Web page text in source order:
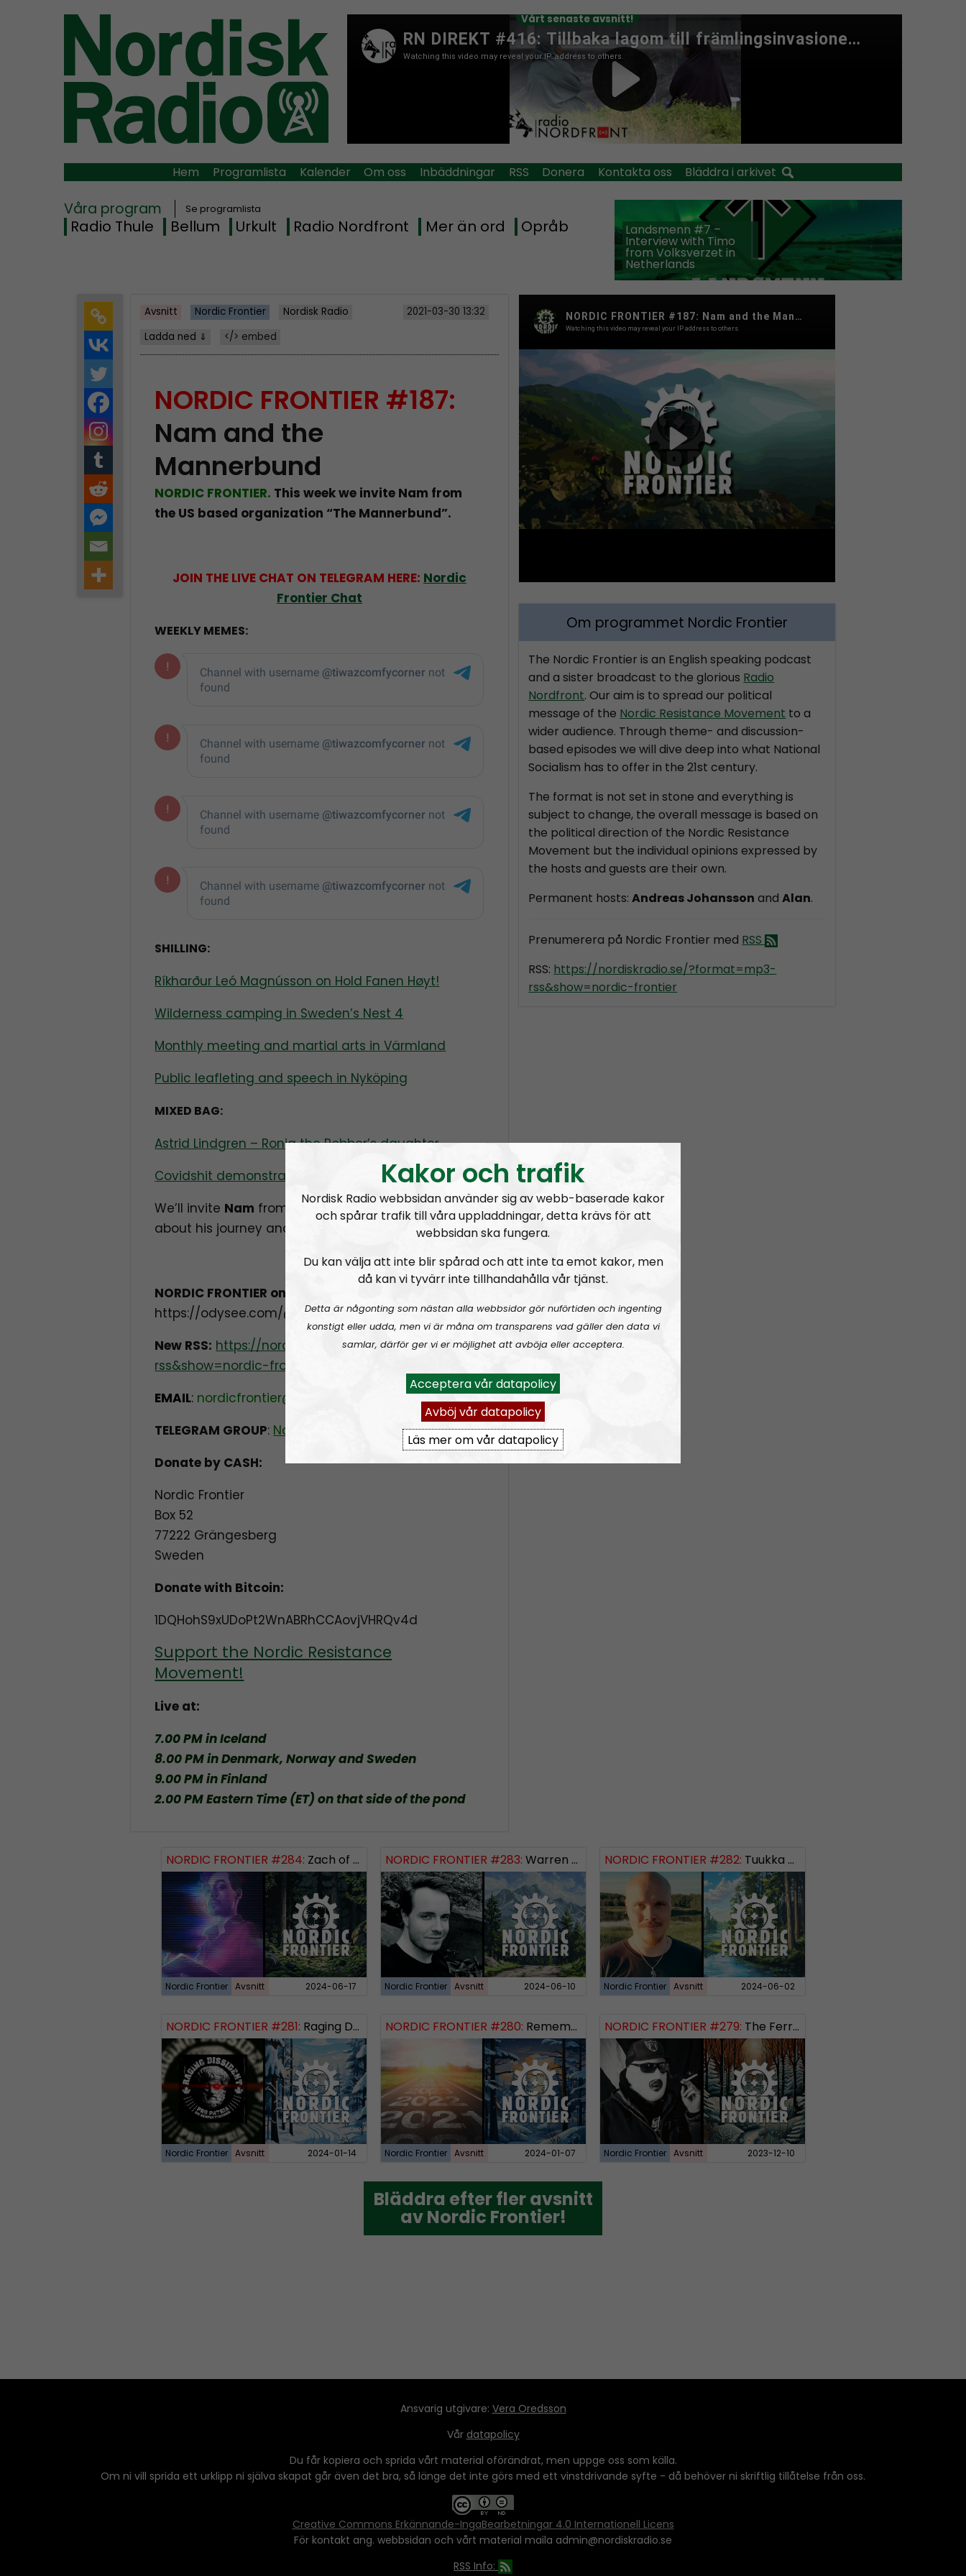
Vårt senaste avsnitt!
Hem Programlista Kalender Om oss Inbäddningar RSS Donera Kontakta oss Bläddra i arkivet
Våra program Se programlista
Radio Thule Bellum Urkult Radio Nordfront Mer än ord Opråb Landsmenn #7 –
Interview with Timo
from Volksverzet in
Netherlands
Avsnitt Nordic Frontier Nordisk Radio
2021-03-30 13:32
Ladda ned ⇓
</> embed
NORDIC FRONTIER #187:
Nam and the
Mannerbund
NORDIC FRONTIER. This week we invite Nam from
the US based organization “The Mannerbund”.
JOIN THE LIVE CHAT ON TELEGRAM HERE: Nordic
Frontier Chat
WEEKLY MEMES:
SHILLING:
Ríkharður Leó Magnússon on Hold Fanen Høyt!
Wilderness camping in Sweden’s Nest 4
Monthly meeting and martial arts in Värmland
Public leafleting and speech in Nyköping
MIXED BAG:
Astrid Lindgren – Ronia the Robber’s daughter
Covidshit demonstration in Stockholm
We’ll invite Nam from “The Mannerbund”to talk
about his journey and his organization.
NORDIC FRONTIER on ODYSEE:
https://odysee.com/@nordicfrontier:3
New RSS: https://nordiskradio.se/?format=mp3-
rss&show=nordic-frontier
EMAIL: nordicfrontier@protonmail.com
TELEGRAM GROUP: Nordic Frontier Channel and Chat
Donate by CASH:
Nordic Frontier
Box 52
77222 Grängesberg
Sweden
Donate with Bitcoin:
1DQHohS9xUDoPt2WnABRhCCAovjVHRQv4d
Support the Nordic Resistance
Movement!
Live at:
7.00 PM in Iceland
8.00 PM in Denmark, Norway and Sweden
9.00 PM in Finland
2.00 PM Eastern Time (ET) on that side of the pond
Om programmet Nordic Frontier
The Nordic Frontier is an English speaking podcast
and a sister broadcast to the glorious Radio
Nordfront. Our aim is to spread our political
message of the Nordic Resistance Movement to a
wider audience. Through theme- and discussion-
based episodes we will dive deep into what National
Socialism has to offer in the 21st century.
The format is not set in stone and everything is
subject to change, the overall message is based on
the political direction of the Nordic Resistance
Movement but the individual opinions expressed by
the hosts and guests are their own.
Permanent hosts:Andreas Johansson andAlan.
Prenumerera på Nordic Frontier med RSS
RSS: https://nordiskradio.se/?format=mp3-
rss&show=nordic-frontier
NORDIC FRONTIER #284: Zach of Logos Revealed
Nordic Frontier Avsnitt 2024-06-17
NORDIC FRONTIER #283: Warren Balogh of Warstrike
Nordic Frontier Avsnitt 2024-06-10
NORDIC FRONTIER #282: Tuukka Kuru of Sinimusta Liike
Nordic Frontier Avsnitt 2024-06-02
NORDIC FRONTIER #281: Raging Dissident
Nordic Frontier Avsnitt 2024-01-14
NORDIC FRONTIER #280: Remembering 2023 and looking forward
Nordic Frontier Avsnitt 2024-01-07
NORDIC FRONTIER #279: The Ferryman’s Toll
Nordic Frontier Avsnitt 2023-12-10
Bläddra efter fler avsnitt
av Nordic Frontier!
Bläddra efter fler avsnitt
av Nordic Frontier!
Ansvarig utgivare: Vera Oredsson
Vår datapolicy
Du får kopiera och sprida vårt material oförändrat, men uppge oss som källa.
Om ni vill sprida ett urklipp ni själva skapat går även det bra, så länge det inte görs med ett vinstdrivande syfte - då behöver ni skriftlig tillåtelse från oss.
Creative Commons Erkännande-IngaBearbetningar 4.0 Internationell Licens
För kontakt ang. webbsidan och vårt material maila admin@nordiskradio.se
RSS Info:
Kakor och trafik
Nordisk Radio webbsidan använder sig av webb-baserade kakor
och spårar trafik till våra uppladdningar, detta krävs för att
webbsidan ska fungera.
Du kan välja att inte blir spårad och att inte ta emot kakor, men
då kan vi tyvärr inte tillhandahålla vår tjänst.
Detta är någonting som nästan alla webbsidor gör nuförtiden och ingenting
konstigt eller udda, men vi är måna om transparens vad gäller den data vi
samlar, därför ger vi er möjlighet att avböja eller acceptera.
Acceptera vår datapolicy
Avböj vår datapolicy
Läs mer om vår datapolicy